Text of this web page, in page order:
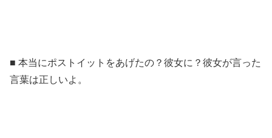
■ 本当にポストイットをあげたの？彼女に？彼女が言った
言葉は正しいよ。